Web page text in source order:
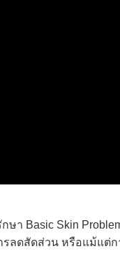
กษา Basic Skin
รลดสัดส่วน หรือแม้แต่